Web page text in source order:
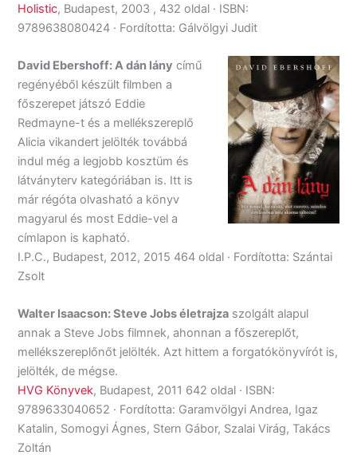
Holistic, Budapest, 2003 , 432 oldal · ISBN:
9789638080424 · Fordította: Gálvölgyi Judit
David Ebershoff: A dán lány című
regényéből készült filmben a
főszerepet játszó Eddie
Redmayne-t és a mellékszereplő
Alicia vikandert jelölték továbbá
indul még a legjobb kosztüm és
látványterv kategóriában is. Itt is
már régóta olvasható a könyv
magyarul és most Eddie-vel a
címlapon is kapható.
I.P.C., Budapest, 2012, 2015 464 oldal · Fordította: Szántai
Zsolt
Walter Isaacson: Steve Jobs életrajza szolgált alapul
annak a Steve Jobs filmnek, ahonnan a főszereplőt,
mellékszereplőnőt jelölték. Azt hittem a forgatókönyvírót is,
jelölték, de mégse.
HVG Könyvek, Budapest, 2011 642 oldal · ISBN:
9789633040652 · Fordította: Garamvölgyi Andrea, Igaz
Katalin, Somogyi Ágnes, Stern Gábor, Szalai Virág, Takács
Zoltán